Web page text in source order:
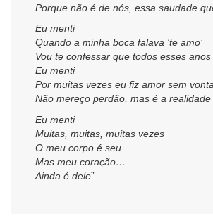
Porque não é de nós, essa saudade
Eu menti
Quando a minha boca falava ‘te amo’
Vou te confessar que todos esses anos
Eu menti
Por muitas vezes eu fiz amor sem
Não mereço perdão, mas é a realidade
Eu menti
Muitas, muitas, muitas vezes
O meu corpo é seu
Mas meu coração…
Ainda é dele”